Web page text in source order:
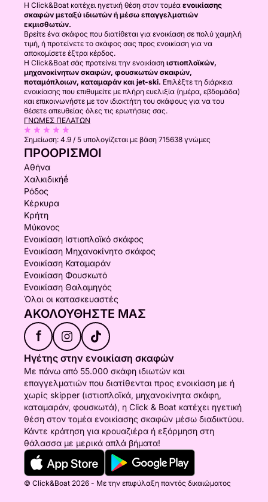
Η Click&Boat κατέχει ηγετική θέση στον τομέα ενοικίασης
σκαφών μεταξύ ιδιωτών ή μέσω επαγγελματιών
εκμισθωτών.
Βρείτε ένα σκάφος που διατίθεται για ενοικίαση σε πολύ χαμηλή
τιμή, ή προτείνετε το σκάφος σας προς ενοικίαση για να
αποκομίσετε έξτρα κέρδος.
Η Click&Boat σάς προτείνει την ενοικίαση ιστιοπλοϊκών,
μηχανοκίνητων σκαφών, φουσκωτών σκαφών,
ποταμόπλοιων, καταμαράν και jet-ski. Επιλέξτε τη διάρκεια
ενοικίασης που επιθυμείτε με πλήρη ευελιξία (ημέρα, εβδομάδα)
και επικοινωνήστε με τον ιδιοκτήτη του σκάφους για να του
θέσετε απευθείας όλες τις ερωτήσεις σας.
ΓΝΏΜΕΣ ΠΕΛΑΤΏΝ
Σημείωση: 4.9 / 5 υπολογίζεται με βάση 715638 γνώμες
ΠΡΟΟΡΙΣΜΟΊ
Αθήνα
Χαλκιδικήḗ
Ρόδος
Κέρκυρα
Κρήτη
Μύκονος
Ενοικίαση Ιστιοπλοϊκό σκάφος
Ενοικίαση Μηχανοκίνητο σκάφος
Ενοικίαση Καταμαράν
Ενοικίαση Φουσκωτό
Ενοικίαση Θαλαμηγός
Όλοι οι κατασκευαστές
ΑΚΟΛΟΥΘΉΣΤΕ ΜΑΣ
f
Ηγέτης στην ενοικίαση σκαφών
Με πάνω από 55.000 σκάφη ιδιωτών και
επαγγελματιών που διατίθενται προς ενοικίαση με ή
χωρίς skipper (ιστιοπλοϊκά, μηχανοκίνητα σκάφη,
καταμαράν, φουσκωτά), η Click & Boat κατέχει ηγετική
θέση στον τομέα ενοικίασης σκαφών μέσω διαδικτύου.
Κάντε κράτηση για κρουαζιέρα ή εξόρμηση στη
θάλασσα με μερικά απλά βήματα!
© Click&Boat 2026 - Με την επιφύλαξη παντός δικαιώματος